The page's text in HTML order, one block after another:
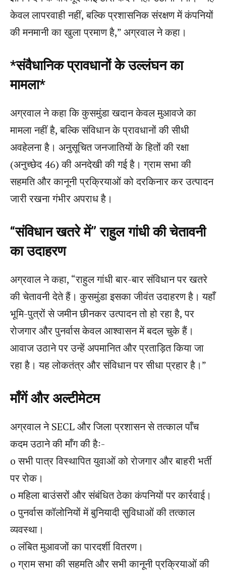
केवल लापरवाही नहीं, बल्कि प्रशासनिक संरक्षण में कंपनियों
की मनमानी का खुला प्रमाण है,” अग्रवाल ने कहा।
*संवैधानिक प्रावधानों के उल्लंघन का
मामला*
अग्रवाल ने कहा कि कुसमुंडा खदान केवल मुआवजे का
मामला नहीं है, बल्कि संविधान के प्रावधानों की सीधी
अवहेलना है। अनुसूचित जनजातियों के हितों की रक्षा
(अनुच्छेद 46) की अनदेखी की गई है। ग्राम सभा की
सहमति और कानूनी प्रक्रियाओं को दरकिनार कर उत्पादन
जारी रखना गंभीर अपराध है।
“संविधान खतरे में” राहुल गांधी की चेतावनी
का उदाहरण
अग्रवाल ने कहा, “राहुल गांधी बार-बार संविधान पर खतरे
की चेतावनी देते हैं। कुसमुंडा इसका जीवंत उदाहरण है। यहाँ
भूमि-पुत्रों से जमीन छीनकर उत्पादन तो हो रहा है, पर
रोजगार और पुनर्वास केवल आश्वासन में बदल चुके हैं।
आवाज उठाने पर उन्हें अपमानित और प्रताड़ित किया जा
रहा है। यह लोकतंत्र और संविधान पर सीधा प्रहार है।”
माँगें और अल्टीमेटम
अग्रवाल ने SECL और जिला प्रशासन से तत्काल पाँच
कदम उठाने की माँग की हैः-
o सभी पात्र विस्थापित युवाओं को रोजगार और बाहरी भर्ती
पर रोक।
o महिला बाउंसरों और संबंधित ठेका कंपनियों पर कार्रवाई।
o पुनर्वास कॉलोनियों में बुनियादी सुविधाओं की तत्काल
व्यवस्था।
o लंबित मुआवजों का पारदर्शी वितरण।
o ग्राम सभा की सहमति और सभी कानूनी प्रक्रियाओं की